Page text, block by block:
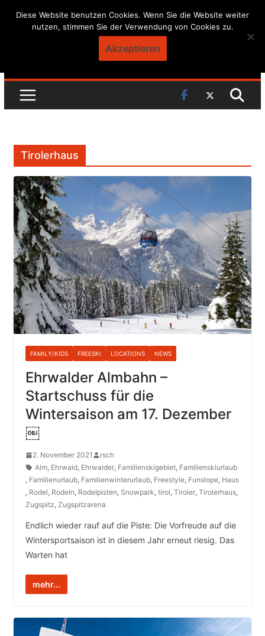
Skip
Tirolerhaus
FAMILY/KIDS FREESKI LOCATIONS NEWS
Ehrwalder Almbahn –
Startschuss für die
Wintersaison am 17. Dezember
￼
2. November 2021
rsch
Alm, Ehrwald, Ehrwalder, Familienskigebiet, Familienskiurlaub
, Familienurlaub, Familienwinterurlaub, Freestyle, Funslope, Haus
, Rodel, Rodeln, Rodelpisten, Snowpark, tirol, Tiroler, Tirolerhaus,
Zugspitz, Zugspitzarena
Endlich wieder rauf auf die Piste: Die Vorfreude auf die
Wintersportsaison ist in diesem Jahr erneut riesig. Das
Warten hat
mehr...
Diese Website benutzen Cookies. Wenn Sie die Website weiter
nutzen, stimmen Sie der Verwendung von Cookies zu.
Akzeptieren